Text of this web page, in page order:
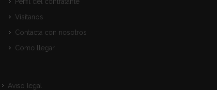
Perfil del contratante
Visitanos
Contacta con nosotros
Como llegar
Aviso legal